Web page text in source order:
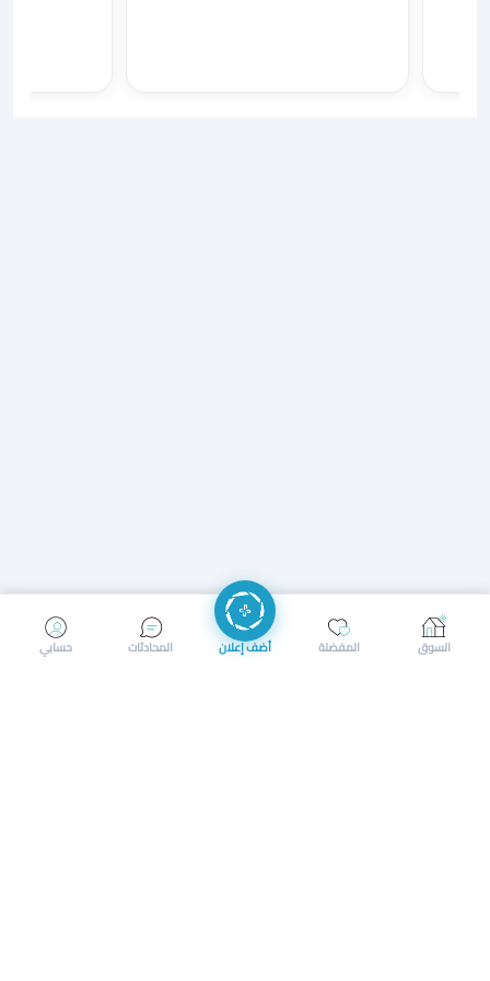
إرسال رسالة إجراء مكالمة
حسابي المحادثات أضف إعلان المفضلة السوق